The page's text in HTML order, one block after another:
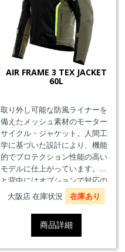
AIR FRAME 3 TEX JACKET
60L
取り外し可能な防風ライナーを
備えたメッシュ素材のモーター
サイクル・ジャケット。人間工
学に基づいた設計により、機能
的でプロテクション性能の高い
モデルに仕上がっています。胸
と背中にはオプションで対応の
プロテクターを装着することが
できます。また、防水の内ポケ
ット、EN17092クラスA認証、パ
ンツと接続可能なファスナーを
備えています。
大阪店 在庫状況 在庫あり
商品詳細